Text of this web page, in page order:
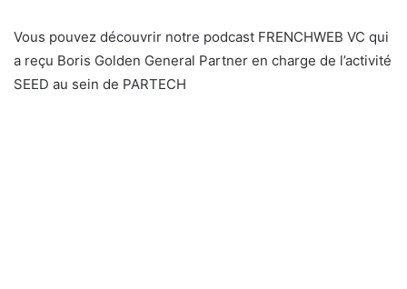
Vous pouvez découvrir notre podcast FRENCHWEB VC qui
a reçu Boris Golden General Partner en charge de l’activité
SEED au sein de PARTECH